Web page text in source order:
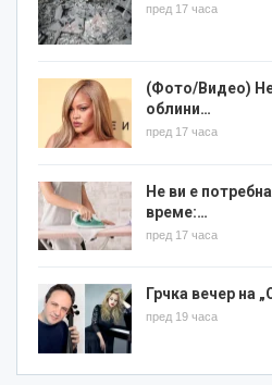
пред 17 часа
(Фото/Видео)
облини…
пред 17 часа
Не ви е
време:…
пред 17 часа
Грчка вечер на
пред 19 часа